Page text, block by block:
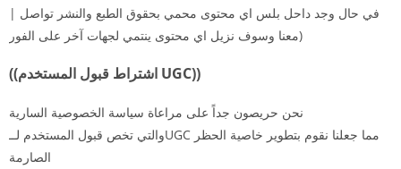
| في حال وجد داحل بلس اي محتوى محمي بحقوق الطبع والنشر تواصل
معنا وسوف نزيل اي محتوى ينتمي لجهات آخر على الفور)
((اشتراط قبول المستخدم UGC))
نحن حريصون جداً على مراعاة سياسة الخصوصية السارية
والتي تخص قبول المستخدم لــUGC مما جعلنا نقوم بتطوير خاصية الحظر
الصارمة